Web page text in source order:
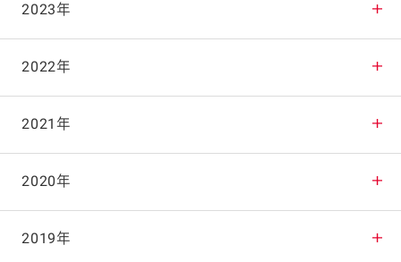
2025年11月
2025年10月
2025年9月
2025年8月
2025年7月
2024年12月
2024年11月
2024年10月
2024年9月
2024年8月
2023年
2023年12月
2023年11月
2023年10月
2023年9月
2022年
2022年12月
2022年11月
2022年10月
2021年
2021年12月
2021年11月
2020年
2020年12月
2019年